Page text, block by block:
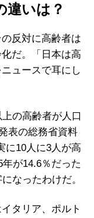
違いは？
反対に高齢者は
だ。「日本は高
ュースで耳にし
の高齢者が人口
表の総務省資料
に10人に3人が高
が14.6％だった
なったわけだ。
タリア、ポルト